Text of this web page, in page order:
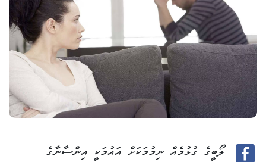
ލޯބީގެ ގުޅުމެއް ނިމުމަކަށް އައުމަކީ އިންސާނާގެ